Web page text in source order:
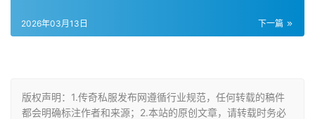
下一篇
2026年03月13日
版权声明：1.传奇私服发布网遵循行业规范，任何转载的稿件
都会明确标注作者和来源；2.本站的原创文章，请转载时务必